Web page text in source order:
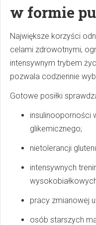
w formie
Największe korzyści
celami zdrowotnymi,
intensywnym trybem
pozwala codziennie
Gotowe posiłki
insulinooporności
glikemicznego;
nietolerancji
intensywnych
pracy zmianowej
osób starszych